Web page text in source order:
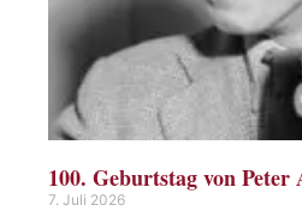
100. Geburtstag von Peter
7. Juli 2026